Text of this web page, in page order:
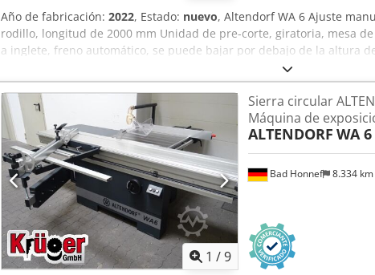
Año de fabricación: 2022, Estado: nuevo, Altendorf WA 6 Ajuste
rodillo, longitud de 2000 mm Unidad de pre-corte, giratoria, mesa
a inglete, freno automático, se puede bajar por debajo de la altura
Chedeihahmspfx Aivea Rango de giro: 0 - 45°, ancho de corte en el
máxima de corte: 87 mm, diámetro máximo de la hoja de sierra:
cortes a inglete: hasta 49°, velocidades: 4.200 rpm, potencia del
del motor de pre-corte: 0,5 CV / 0,37 kW, altura de la mesa de
de aspiración: 1 x 100 / 50 mm, peso: 450 kg Campana de
almacén 54634 Bitburg - disponible de inmediato - Ubicación:
listo para ser cargado - - disponible de inmediato -
1 /9
Bad Honnef 8.334 km
Sierra circular
Máquina de
ALTENDORF WA 6